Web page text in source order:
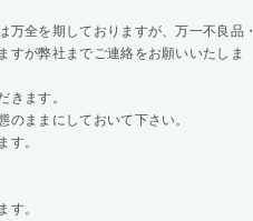
全を期しておりますが、万一不良品・
すが弊社までご連絡をお願いいたしま
きます。
ままにしておいて下さい。
す。
す。